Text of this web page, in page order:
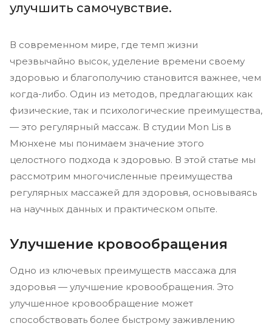
улучшить самочувствие.
В современном мире, где темп жизни
чрезвычайно высок, уделение времени своему
здоровью и благополучию становится важнее, чем
когда-либо. Один из методов, предлагающих как
физические, так и психологические преимущества,
— это регулярный массаж. В студии Mon Lis в
Мюнхене мы понимаем значение этого
целостного подхода к здоровью. В этой статье мы
рассмотрим многочисленные преимущества
регулярных массажей для здоровья, основываясь
на научных данных и практическом опыте.
Улучшение кровообращения
Одно из ключевых преимуществ массажа для
здоровья — улучшение кровообращения. Это
улучшенное кровообращение может
способствовать более быстрому заживлению